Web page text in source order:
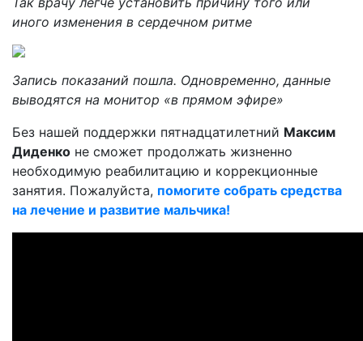
иного изменения в сердечном ритме
Запись показаний пошла. Одновременно, данные
выводятся на монитор «в прямом эфире»
Без нашей поддержки пятнадцатилетний Максим
Диденко не сможет продолжать жизненно
необходимую реабилитацию и коррекционные
занятия. Пожалуйста, помогите собрать средства
на лечение и развитие мальчика!